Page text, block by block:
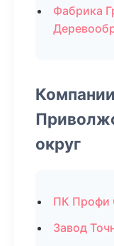
Фабрика
округ
ПК Профи
Завод